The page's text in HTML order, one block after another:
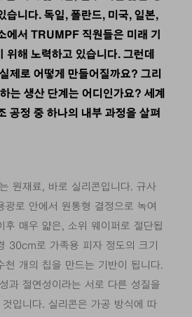
습니다. 독일, 폴란드, 미국, 일본,
에서 TRUMPF 직원들은 미래 기
위해 노력하고 있습니다. 그런데
제로 어떻게 만들어질까요? 그리
는 생산 단계는 어디인가요? 세계
공정 중 하나의 내부 과정을 살펴
원재료, 바로 실리콘입니다. 규사
광로 안에서 원통형 결정으로 녹여
후 매우 얇은, 소위 웨이퍼로 절단됩
30cm로 가족용 피자 정도의 크기
천 개의 칩을 만드는 기반이 됩니다.
과 절연성이라는 서로 다른 성질을
입니다. 실리콘은 가공 방식에 따